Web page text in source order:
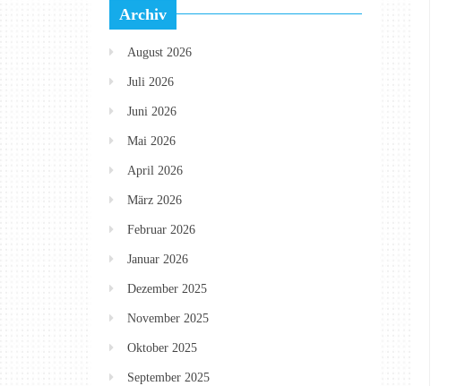
Archiv
August 2026
Juli 2026
Juni 2026
Mai 2026
April 2026
März 2026
Februar 2026
Januar 2026
Dezember 2025
November 2025
Oktober 2025
September 2025